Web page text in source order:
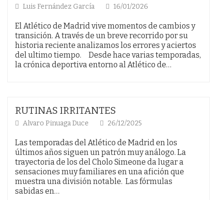
Luis Fernández García 16/01/2026
El Atlético de Madrid vive momentos de cambios y
transición. A través de un breve recorrido por su
historia reciente analizamos los errores y aciertos
del ultimo tiempo. Desde hace varias temporadas,
la crónica deportiva entorno al Atlético de…
RUTINAS IRRITANTES
Alvaro Pinuaga Duce 26/12/2025
Las temporadas del Atlético de Madrid en los
últimos años siguen un patrón muy análogo. La
trayectoria de los del Cholo Simeone da lugar a
sensaciones muy familiares en una afición que
muestra una división notable. Las fórmulas
sabidas en…